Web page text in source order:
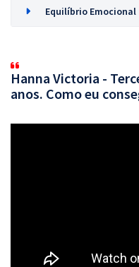
Equilíbrio Emocional
Hanna Victoria -
anos. Como eu